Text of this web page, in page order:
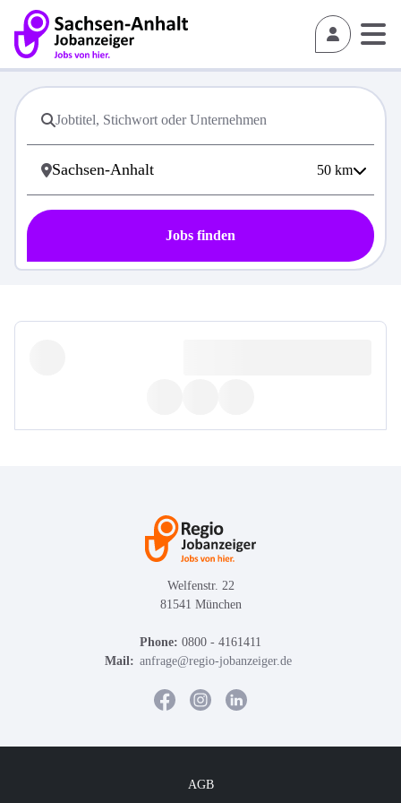
50 km
Jobs finden
Welfenstr. 22
81541 München
Phone: 0800 - 4161411
Mail: anfrage@regio-jobanzeiger.de
AGB